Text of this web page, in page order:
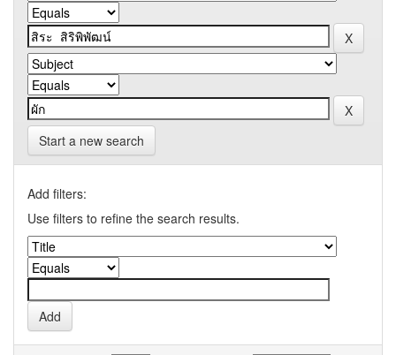
Start a new search
Add filters:
Use filters to refine the search results.